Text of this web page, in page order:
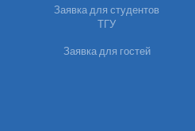
Заявка для студентов
ТГУ
Заявка для гостей